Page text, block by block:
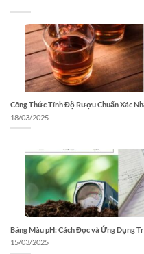
Công Thức Tính Độ Rượu Chuẩn Xác
18/03/2025
Bảng Màu pH: Cách Đọc và Ứng Dụng
15/03/2025